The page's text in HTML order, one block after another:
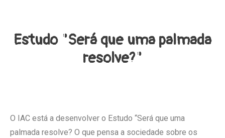
Estudo "Será que uma palmada
resolve?"
O IAC está a desenvolver o Estudo “Será que uma
palmada resolve? O que pensa a sociedade sobre os